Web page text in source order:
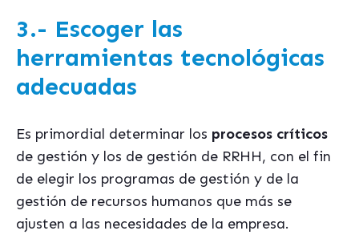
3.- Escoger las
herramientas tecnológicas
adecuadas
Es primordial determinar los procesos críticos
de gestión y los de gestión de RRHH, con el fin
de elegir los programas de gestión y de la
gestión de recursos humanos que más se
ajusten a las necesidades de la empresa.